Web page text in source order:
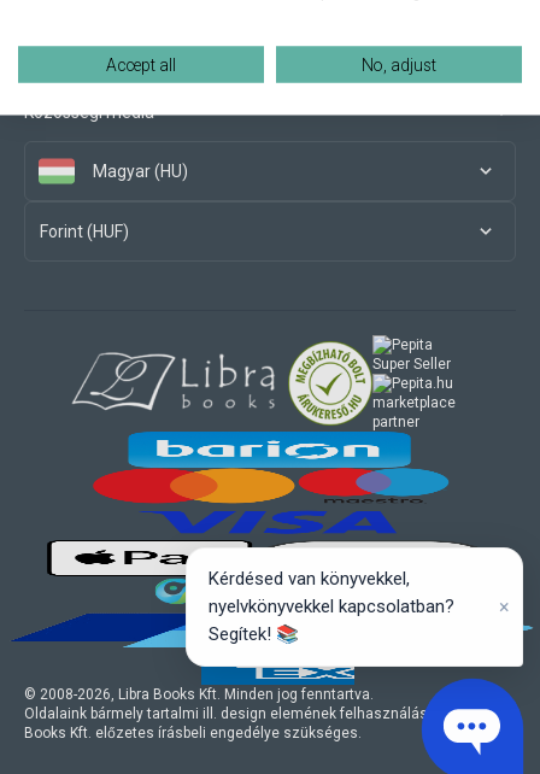
Közösségi média
Magyar (HU)
Forint (HUF)
© 2008-2026, Libra Books Kft. Minden jog fenntartva.
Oldalaink bármely tartalmi ill. design elemének felhasználásához a Libra
Books Kft. előzetes írásbeli engedélye szükséges.
marketplace
partner
Accept all No, adjust
Kérdésed van könyvekkel,
nyelvkönyvekkel kapcsolatban?
Segítek! 📚
×